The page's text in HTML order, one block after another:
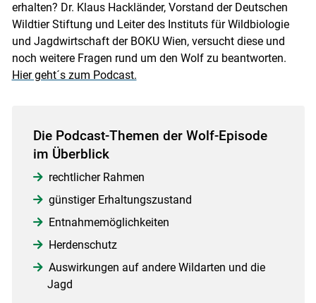
Skip to main content
erhalten? Dr. Klaus Hackländer, Vorstand der Deutschen
Wildtier Stiftung und Leiter des Instituts für Wildbiologie
und Jagdwirtschaft der BOKU Wien, versucht diese und
noch weitere Fragen rund um den Wolf zu beantworten.
Hier geht´s zum Podcast.
Die Podcast-Themen der Wolf-Episode
im Überblick
rechtlicher Rahmen
günstiger Erhaltungszustand
Entnahmemöglichkeiten
Herdenschutz
Auswirkungen auf andere Wildarten und die
Jagd